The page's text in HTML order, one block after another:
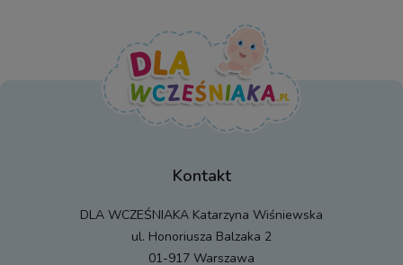
Kontakt
DLA WCZEŚNIAKA Katarzyna Wiśniewska
ul. Honoriusza Balzaka 2
01-917 Warszawa